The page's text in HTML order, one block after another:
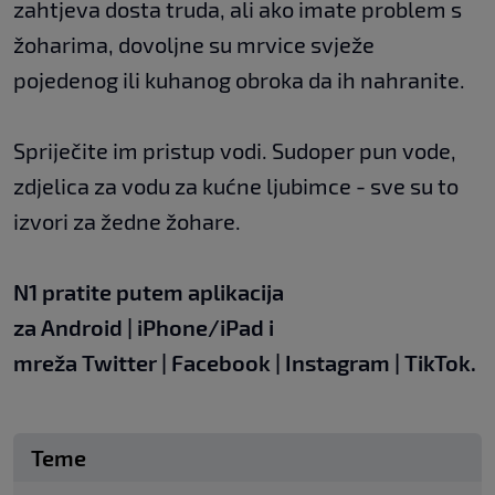
zahtjeva dosta truda, ali ako imate problem s
žoharima, dovoljne su mrvice svježe
pojedenog ili kuhanog obroka da ih nahranite.
Spriječite im pristup vodi. Sudoper pun vode,
zdjelica za vodu za kućne ljubimce - sve su to
izvori za žedne žohare.
N1 pratite putem aplikacija
za Android | iPhone/iPad i
mreža Twitter | Facebook | Instagram | TikTok.
Teme